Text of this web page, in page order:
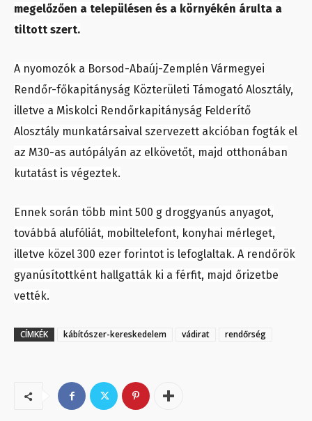
megelőzően a településen és a környékén árulta a
tiltott szert.
A nyomozók a Borsod-Abaúj-Zemplén Vármegyei
Rendőr-főkapitányság Közterületi Támogató Alosztály,
illetve a Miskolci Rendőrkapitányság Felderítő
Alosztály munkatársaival szervezett akcióban fogták el
az M30-as autópályán az elkövetőt, majd otthonában
kutatást is végeztek.
Ennek során több mint 500 g droggyanús anyagot,
továbbá alufóliát, mobiltelefont, konyhai mérleget,
illetve közel 300 ezer forintot is lefoglaltak. A rendőrök
gyanúsítottként hallgatták ki a férfit, majd őrizetbe
vették.
CÍMKÉK kábítószer-kereskedelem vádirat rendőrség